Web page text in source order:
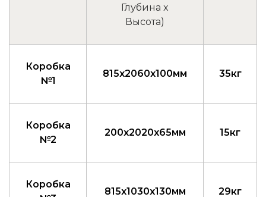
Глубина x
Высота)
Коробка
№1
815x2060x100мм 35кг
Коробка
№2
200x2020x65мм 15кг
Коробка
815x1030x130мм 29кг